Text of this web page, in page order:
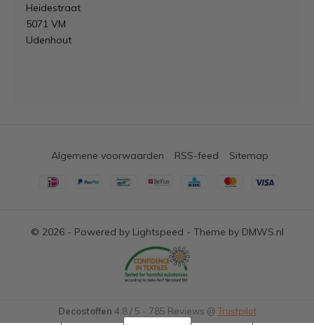
Heidestraat
5071 VM
Udenhout
© 2026 - Powered by Lightspeed - Theme by DMWS.nl
Algemene voorwaarden RSS-feed Sitemap
Decostoffen 4,8/ 5 - 785 Reviews @ Trustpilot